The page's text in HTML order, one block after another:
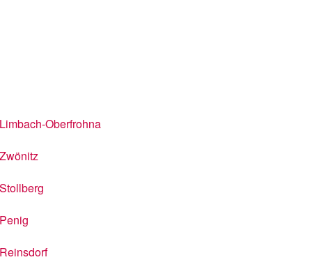
Limbach-Oberfrohna
Zwönitz
Stollberg
Penig
Reinsdorf